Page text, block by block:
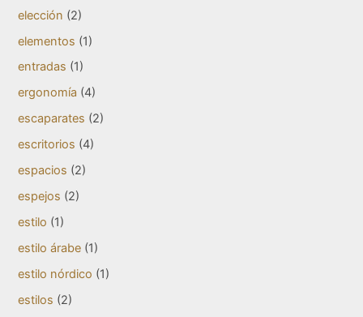
elección (2)
elementos (1)
entradas (1)
ergonomía (4)
escaparates (2)
escritorios (4)
espacios (2)
espejos (2)
estilo (1)
estilo árabe (1)
estilo nórdico (1)
estilos (2)